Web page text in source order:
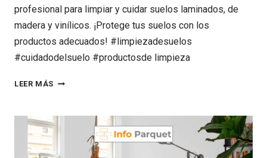
profesional para limpiar y cuidar suelos laminados, de
madera y vinílicos. ¡Protege tus suelos con los
productos adecuados! #limpiezadesuelos
#cuidadodelsuelo #productosde limpieza
LEER MÁS CÓMO
Y
MANTENER